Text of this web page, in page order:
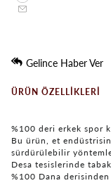
Gelince Haber Ver
ÜRÜN ÖZELLIKLERI
%100 deri erkek spor
Bu ürün, et
sürdürülebilir
Desa tesislerinde
%100 Dana